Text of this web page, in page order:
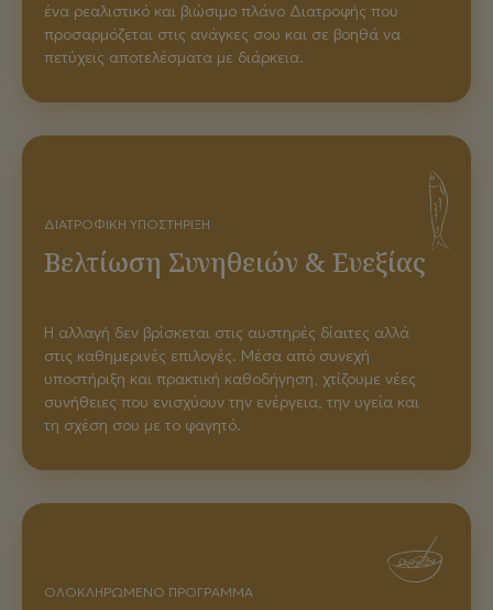
ένα ρεαλιστικό και βιώσιμο πλάνο Διατροφής που
προσαρμόζεται στις ανάγκες σου και σε βοηθά να
πετύχεις αποτελέσματα με διάρκεια.
ΔΙΑΤΡΟΦΙΚΉ ΥΠΟΣΤΉΡΙΞΗ
Βελτίωση Συνηθειών & Ευεξίας
Η αλλαγή δεν βρίσκεται στις αυστηρές δίαιτες αλλά
στις καθημερινές επιλογές. Μέσα από συνεχή
υποστήριξη και πρακτική καθοδήγηση, χτίζουμε νέες
συνήθειες που ενισχύουν την ενέργεια, την υγεία και
τη σχέση σου με το φαγητό.
ΟΛΟΚΛΗΡΩΜΈΝΟ ΠΡΌΓΡΑΜΜΑ